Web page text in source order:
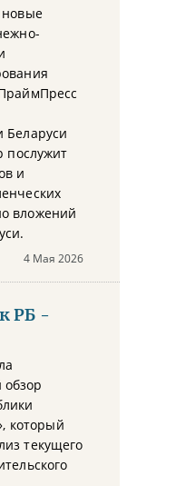
новые
Беларуси
послужит
и
вложений
4 Мая 2026
РБ -
который
текущего